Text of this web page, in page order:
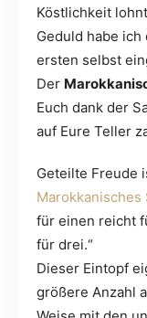
Köstlichkeit
Geduld habe
ersten selbst
Der
Euch dank der
auf Eure Teller
Geteilte Freude
für einen reicht
für drei.“
Dieser Eintopf
größere Anzahl